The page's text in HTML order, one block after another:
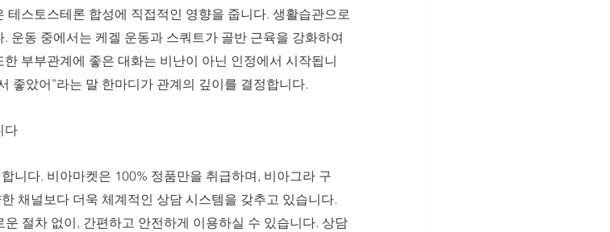
스토스테론 합성에 직접적인 영향을 줍니다. 생활습관으로
운동 중에서는 케겔 운동과 스쿼트가 골반 근육을 강화하여
부부관계에 좋은 대화는 비난이 아닌 인정에서 시작됩니
좋았어”라는 말 한마디가 관계의 깊이를 결정합니다.
다
니다. 비아마켓은 100% 정품만을 취급하며, 비아그라 구
채널보다 더욱 체계적인 상담 시스템을 갖추고 있습니다.
절차 없이, 간편하고 안전하게 이용하실 수 있습니다. 상담